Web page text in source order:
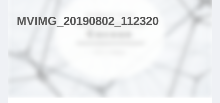
MVIMG_20190802_112320